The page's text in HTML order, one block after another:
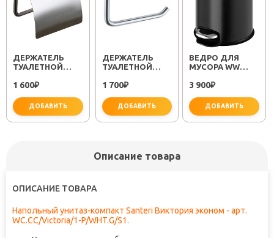
ДЕРЖАТЕЛЬ
ТУАЛЕТНОЙ
KVADRO FX-
1 600₽
ДОБАВИТЬ
ДЕРЖАТЕЛЬ
ТУАЛЕТНОЙ
FX-11110A
1 700₽
ДОБАВИТЬ
ВЕДРО ДЛЯ
МУСОРА WW
3 900₽
ДОБАВИТЬ
Описание товара
ОПИСАНИЕ ТОВАРА
Напольный унитаз-компакт Santeri Виктория эконом - арт.
WC.CC/Victoria/1-P/WHT.G/S1.